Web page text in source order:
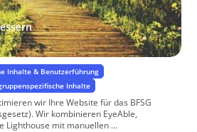
Inhalte & Benutzerführung
Inhalte
wir Ihre Website für das BFSG
Wir kombinieren EyeAble,
Lighthouse mit manuellen ...